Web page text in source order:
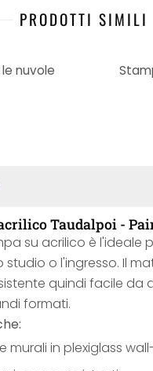
PRODOTTI SIMILI
nuvole
Taudalpoi -
su acrilico è l'ideale
studio o l'ingresso. Il
quindi facile da
formati.
murali in plexiglass